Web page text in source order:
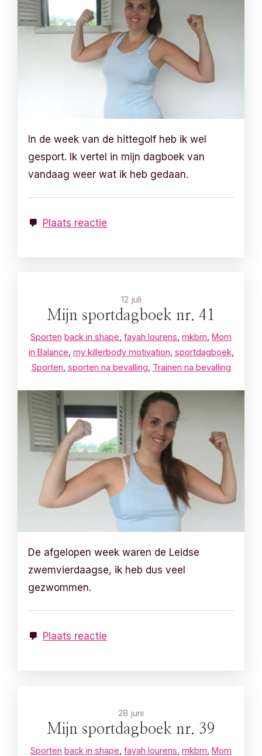
In de week van de hittegolf heb ik wel
gesport. Ik vertel in mijn dagboek van
vandaag weer wat ik heb gedaan.
Plaats reactie
12 juli
Mijn sportdagboek nr. 41
Sporten back in shape, fayah lourens, mkbm, Mom
in Balance, my killerbody motivation, sportdagboek,
Sporten, sporten na bevalling, Trainen na bevalling
De afgelopen week waren de Leidse
zwemvierdaagse, ik heb dus veel
gezwommen.
Plaats reactie
28 juni
Mijn sportdagboek nr. 39
Sporten back in shape fayah lourens mkbm Mom